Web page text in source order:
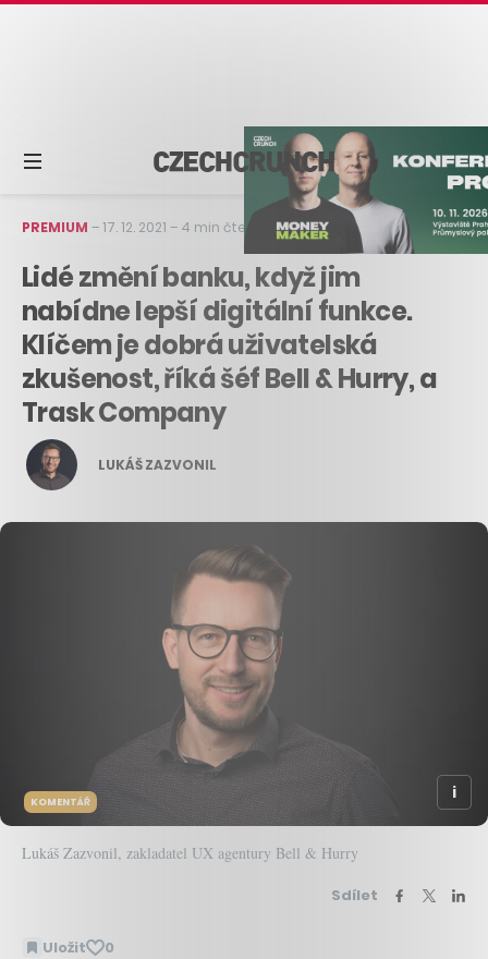
PREMIUM –17. 12. 2021 – 4 min čtení
Lidé změní banku, když jim
nabídne lepší digitální funkce.
Klíčem je dobrá uživatelská
zkušenost, říká šéf Bell & Hurry, a
Trask Company
LUKÁŠ ZAZVONIL
KOMENTÁŘ
Lukáš Zazvonil, zakladatel UX agentury Bell & Hurry
Sdílet
Uložit 0